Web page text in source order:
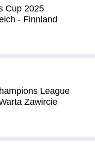
Cup 2025
- Finnland
League
Zawircie